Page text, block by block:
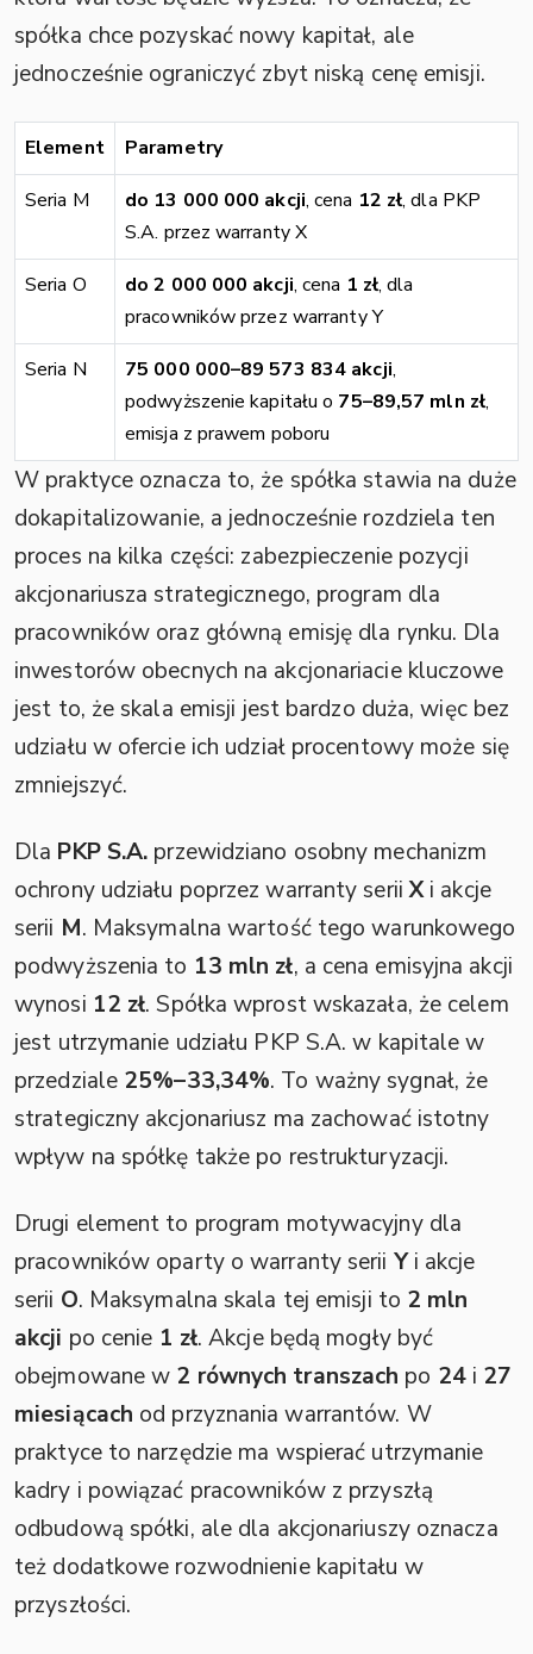
spółka chce pozyskać nowy kapitał, ale
jednocześnie ograniczyć zbyt niską cenę emisji.
Element
Parametry
Seria M
do 13 000 000 akcji, cena 12 zł, dla PKP
S.A. przez warranty X
Seria O
do 2 000 000 akcji, cena 1 zł, dla
pracowników przez warranty Y
Seria N
75 000 000–89 573 834 akcji,
podwyższenie kapitału o 75–89,57 mln zł,
emisja z prawem poboru
W praktyce oznacza to, że spółka stawia na duże
dokapitalizowanie, a jednocześnie rozdziela ten
proces na kilka części: zabezpieczenie pozycji
akcjonariusza strategicznego, program dla
pracowników oraz główną emisję dla rynku. Dla
inwestorów obecnych na akcjonariacie kluczowe
jest to, że skala emisji jest bardzo duża, więc bez
udziału w ofercie ich udział procentowy może się
zmniejszyć.
Dla PKP S.A. przewidziano osobny mechanizm
ochrony udziału poprzez warranty seriiXi akcje
serii M. Maksymalna wartość tego warunkowego
podwyższenia to 13 mln zł, a cena emisyjna akcji
wynosi 12 zł. Spółka wprost wskazała, że celem
jest utrzymanie udziału PKP S.A. w kapitale w
przedziale 25%–33,34%. To ważny sygnał, że
strategiczny akcjonariusz ma zachować istotny
wpływ na spółkę także po restrukturyzacji.
Drugi element to program motywacyjny dla
pracowników oparty o warranty serii Yi akcje
serii O. Maksymalna skala tej emisji to 2 mln
akcji po cenie 1 zł. Akcje będą mogły być
obejmowane w 2 równych transzach po 24i 27
miesiącach od przyznania warrantów. W
praktyce to narzędzie ma wspierać utrzymanie
kadry i powiązać pracowników z przyszłą
odbudową spółki, ale dla akcjonariuszy oznacza
też dodatkowe rozwodnienie kapitału w
przyszłości.